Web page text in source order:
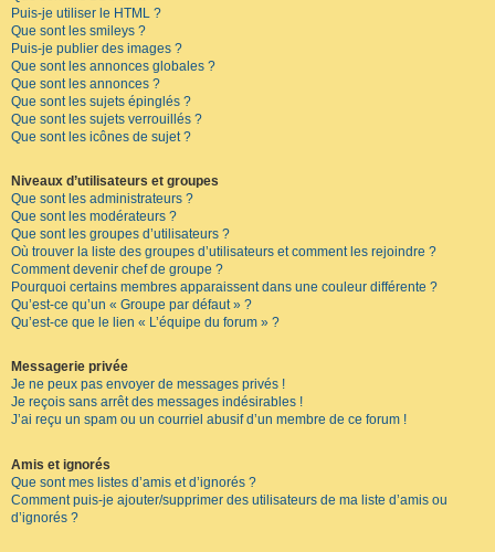
Puis-je utiliser le HTML ?
Que sont les smileys ?
Puis-je publier des images ?
Que sont les annonces globales ?
Que sont les annonces ?
Que sont les sujets épinglés ?
Que sont les sujets verrouillés ?
Que sont les icônes de sujet ?
Niveaux d’utilisateurs et groupes
Que sont les administrateurs ?
Que sont les modérateurs ?
Que sont les groupes d’utilisateurs ?
Où trouver la liste des groupes d’utilisateurs et comment les rejoindre ?
Comment devenir chef de groupe ?
Pourquoi certains membres apparaissent dans une couleur différente ?
Qu’est-ce qu’un « Groupe par défaut » ?
Qu’est-ce que le lien « L’équipe du forum » ?
Messagerie privée
Je ne peux pas envoyer de messages privés !
Je reçois sans arrêt des messages indésirables !
J’ai reçu un spam ou un courriel abusif d’un membre de ce forum !
Amis et ignorés
Que sont mes listes d’amis et d’ignorés ?
Comment puis-je ajouter/supprimer des utilisateurs de ma liste d’amis ou
d’ignorés ?